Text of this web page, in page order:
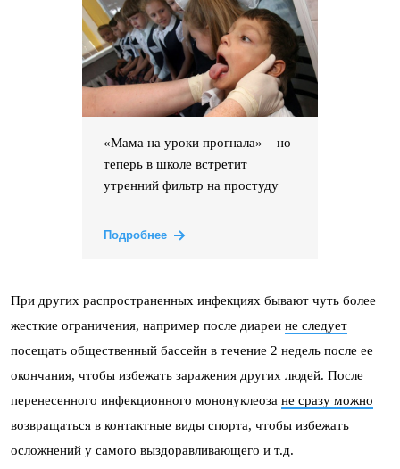
«Мама на уроки прогнала» – но
теперь в школе встретит
утренний фильтр на простуду
Подробнее
При других распространенных инфекциях бывают чуть более
жесткие ограничения, например после диареи не следует
посещать общественный бассейн в течение 2 недель после ее
окончания, чтобы избежать заражения других людей. После
перенесенного инфекционного мононуклеоза не сразу можно
возвращаться в контактные виды спорта, чтобы избежать
осложнений у самого выздоравливающего и т.д.